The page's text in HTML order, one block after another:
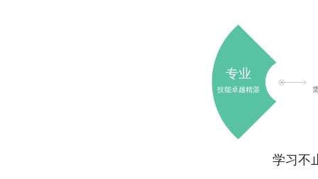
专业
技能卓越精湛
学习不